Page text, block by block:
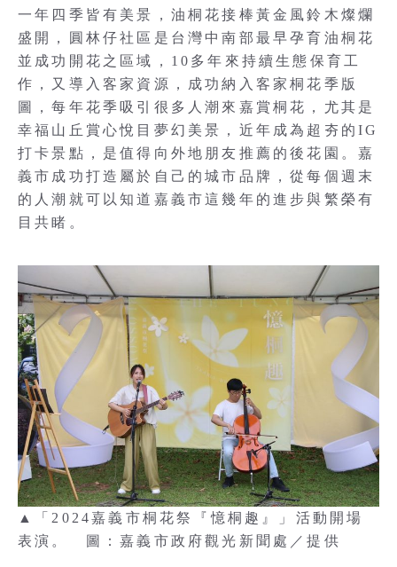
一年四季皆有美景，油桐花接棒黃金風鈴木燦爛
盛開，圓林仔社區是台灣中南部最早孕育油桐花
並成功開花之區域，10多年來持續生態保育工
作，又導入客家資源，成功納入客家桐花季版
圖，每年花季吸引很多人潮來嘉賞桐花，尤其是
幸福山丘賞心悅目夢幻美景，近年成為超夯的IG
打卡景點，是值得向外地朋友推薦的後花園。嘉
義市成功打造屬於自己的城市品牌，從每個週末
的人潮就可以知道嘉義市這幾年的進步與繁榮有
目共睹。
▲「2024嘉義市桐花祭『憶桐趣』」活動開場
表演。 圖：嘉義市政府觀光新聞處／提供